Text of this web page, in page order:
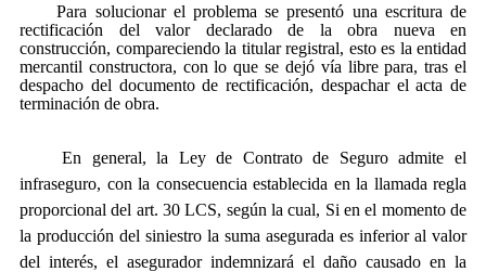
Para solucionar el problema se presentó una escritura de
rectificación del valor declarado de la obra nueva en
construcción, compareciendo la titular registral, esto es la entidad
mercantil constructora, con lo que se dejó vía libre para, tras el
despacho del documento de rectificación, despachar el acta de
terminación de obra.
En general, la Ley de Contrato de Seguro admite el
infraseguro, con la consecuencia establecida en la llamada regla
proporcional del art. 30 LCS, según la cual, Si en el momento de
la producción del siniestro la suma asegurada es inferior al valor
del interés, el asegurador indemnizará el daño causado en la